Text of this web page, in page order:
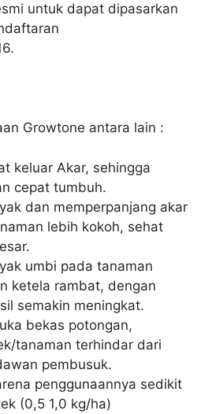
untuk dapat dipasarkan
Growtone antara lain :
keluar Akar, sehingga
cepat tumbuh.
dan memperpanjang akar
lebih kokoh, sehat
umbi pada tanaman
ketela rambat, dengan
semakin meningkat.
bekas potongan,
tanaman terhindar dari
pembusuk.
penggunaannya sedikit
(0,5 1,0 kg/ha)